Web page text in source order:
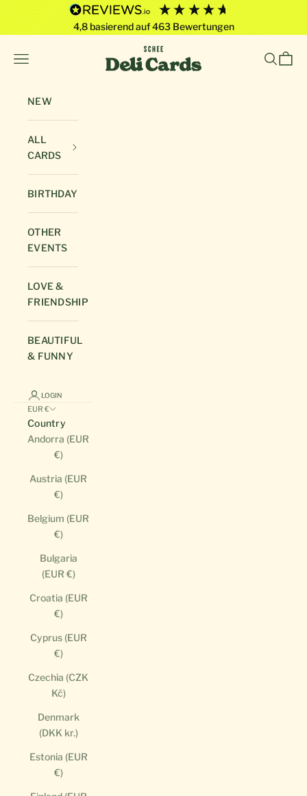
4,8 basierend auf463Bewertungen
Deli Cards von SCHEE GmbH
Open navigation menu OpenOpen
NEW
ALL
CARDS
BIRTHDAY
OTHER
EVENTS
LOVE &
FRIENDSHIP
BEAUTIFUL
& FUNNY
LOGIN
EUR €
Country
Andorra (EUR
€)
Austria (EUR
€)
Belgium (EUR
€)
Bulgaria
(EUR €)
Croatia (EUR
€)
Cyprus (EUR
€)
Czechia (CZK
Kč)
Denmark
(DKK kr.)
Estonia (EUR
€)